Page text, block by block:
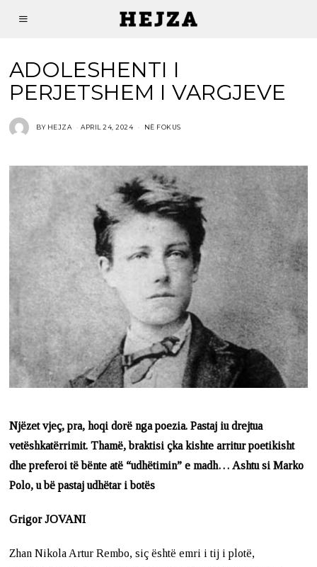
ADOLESHENTI I
PERJETSHEM I VARGJEVE
BY HEJZA APRIL 24, 2024 NË FOKUS
Njëzet vjeç, pra, hoqi dorë nga poezia. Pastaj iu drejtua
vetëshkatërrimit. Thamë, braktisi çka kishte arritur poetikisht
dhe preferoi të bënte atë “udhëtimin” e madh… Ashtu si Marko
Polo, u bë pastaj udhëtar i botës
Grigor JOVANI
Zhan Nikola Artur Rembo, siç është emri i tij i plotë,